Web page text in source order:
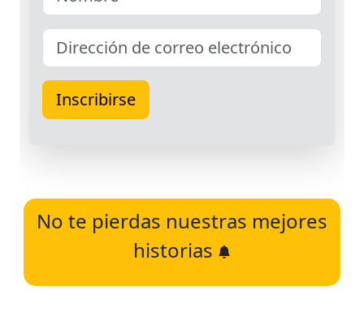
No te pierdas nuestras mejores
historias